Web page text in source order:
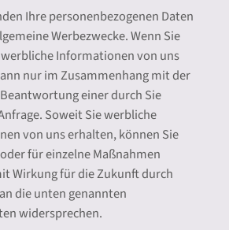
Ihre personenbezogenen Daten
Werbezwecke. Wenn Sie
Informationen von uns
nur im Zusammenhang mit der
einer durch Sie
Soweit Sie werbliche
von uns erhalten, können Sie
für einzelne Maßnahmen
Wirkung für die Zukunft durch
die unten genannten
widersprechen.